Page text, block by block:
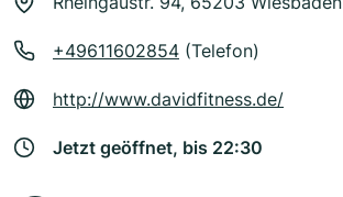
+49611602854 (Telefon)
http://www.davidfitness.de/
Jetzt geöffnet, bis 22:30